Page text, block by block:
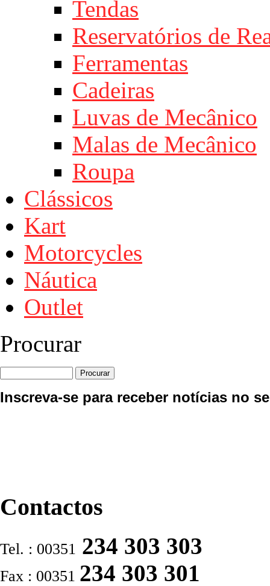
Tendas
Reservatórios de
Ferramentas
Cadeiras
Luvas de Mecânico
Malas de Mecânico
Roupa
Clássicos
Kart
Motorcycles
Náutica
Outlet
Procurar
Inscreva-se para receber notícias no
Contactos
Tel. : 00351 234 303 303
Fax : 00351 234 303 301